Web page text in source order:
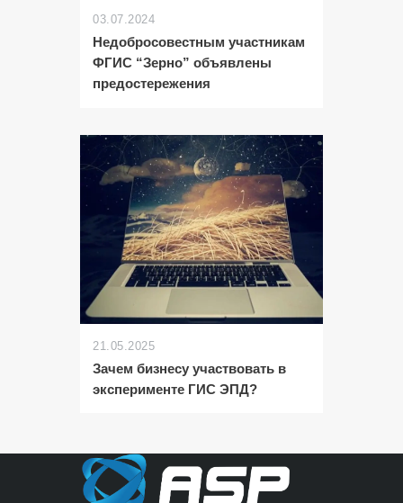
03.07.2024
Недобросовестным участникам
ФГИС “Зерно” объявлены
предостережения
21.05.2025
Зачем бизнесу участвовать в
эксперименте ГИС ЭПД?